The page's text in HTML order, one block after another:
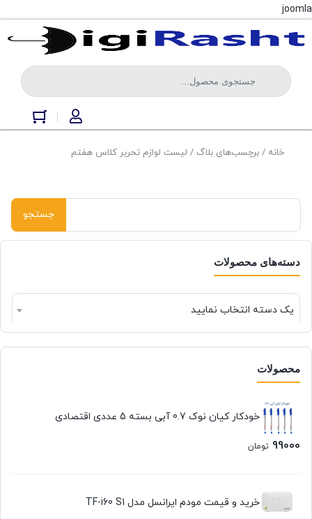
joomla
خانه / برچسب‌های بلاگ / لیست لوازم تحریر کلاس هفتم
دسته‌های محصولات
یک دسته انتخاب نمایید
محصولات
خودکار کیان نوک 0.7 آبی بسته 5 عددی اقتصادی
99000 تومان
خرید و قیمت مودم ایرانسل مدل TF-i60 S1